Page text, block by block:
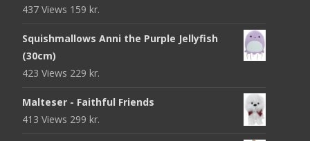
437 Views 159 kr.
Squishmallows Anni the Purple Jellyfish
(30cm)
423 Views 229 kr.
Malteser - Faithful Friends
413 Views 299 kr.